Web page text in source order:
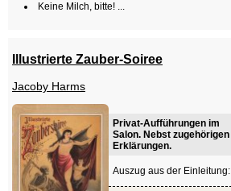
Keine Milch, bitte! ...
Illustrierte Zauber-Soiree
Jacoby Harms
Privat-Aufführungen im
Salon. Nebst zugehörigen
Erklärungen.
Auszug aus der Einleitung: